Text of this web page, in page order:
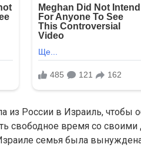
из России в Израиль, чтобы
свободное время со
семья была вынуждена